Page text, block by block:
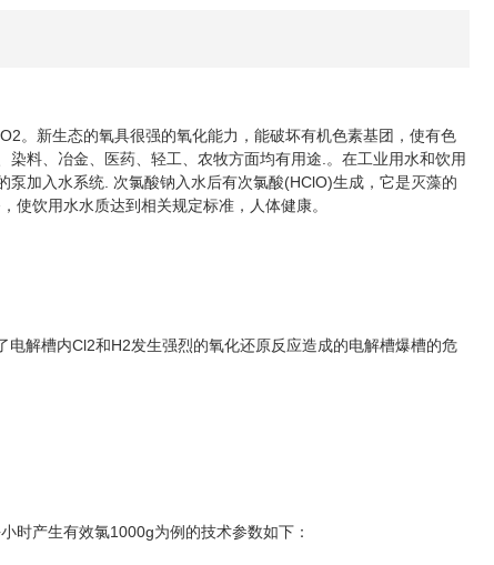
新生态的氧具很强的氧化能力，能破坏有机色素基团，使有色
料、冶金、医药、轻工、农牧方面均有用途.。在工业用水和饮用
加入水系统. 次氯酸钠入水后有次氯酸(HClO)生成，它是灭藻的
使饮用水水质达到相关规定标准，人体健康。
解槽内Cl2和H2发生强烈的氧化还原反应造成的电解槽爆槽的危
时产生有效氯1000g为例的技术参数如下：